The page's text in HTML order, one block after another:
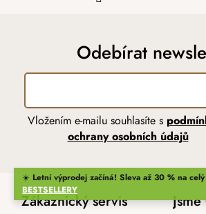
☀️ Letní výprodej začíná! Sleva až 30 % na
BESTSELLERY
Odebírat
Vložením e-mailu souhlasíte s
ochrany osobních údajů
Zákaznický servis